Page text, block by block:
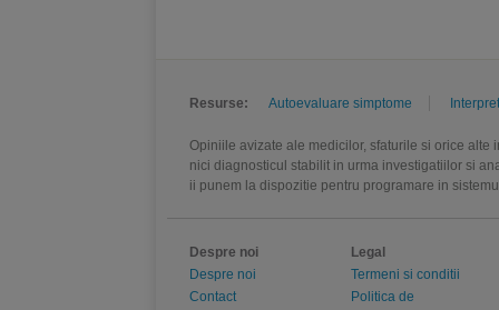
Resurse: Autoevaluare simptome
Opiniile avizate ale medicilor, sfaturile si orice
nici diagnosticul stabilit in urma investigatiilor si
ii punem la dispozitie pentru programare in
Despre noi
Despre noi
Contact
Legal
Termeni si conditii
Politica de